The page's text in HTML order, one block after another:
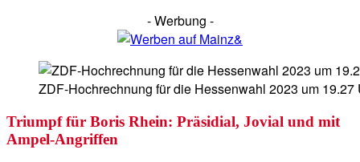
- Werbung -
ZDF-Hochrechnung für die Hessenwahl 2023 um 19.27
Triumpf für Boris Rhein: Präsidial, Jovial und mit
Ampel-Angriffen